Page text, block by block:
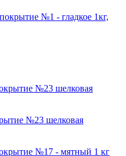
№1 - гладкое 1кг,
№23 шелковая